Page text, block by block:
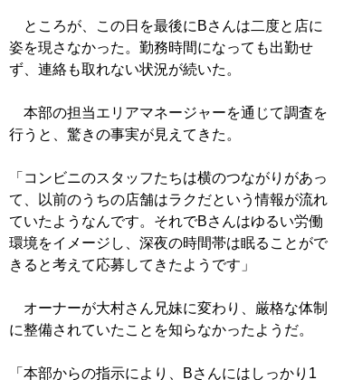
ところが、この日を最後にBさんは二度と店に
姿を現さなかった。勤務時間になっても出勤せ
ず、連絡も取れない状況が続いた。
本部の担当エリアマネージャーを通じて調査を
行うと、驚きの事実が見えてきた。
「コンビニのスタッフたちは横のつながりがあっ
て、以前のうちの店舗はラクだという情報が流れ
ていたようなんです。それでBさんはゆるい労働
環境をイメージし、深夜の時間帯は眠ることがで
きると考えて応募してきたようです」
オーナーが大村さん兄妹に変わり、厳格な体制
に整備されていたことを知らなかったようだ。
「本部からの指示により、Bさんにはしっかり1